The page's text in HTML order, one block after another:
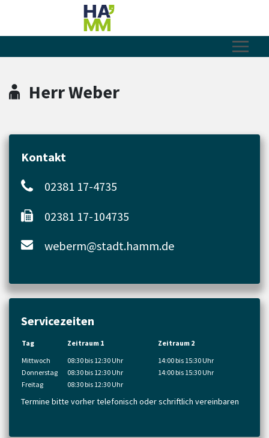
Zum Header
Zum Hauptinhalt
Zum Footer
Zum Hauptinhalt springen
Herr Weber
Kontakt
02381 17-4735
02381 17-104735
weberm@stadt.hamm.de
Servicezeiten
Tag Zeitraum 1
Zeitraum 2
Mittwoch
08:30 bis 12:30 Uhr
14:00 bis 15:30 Uhr
Donnerstag
08:30 bis 12:30 Uhr
14:00 bis 15:30 Uhr
Freitag
08:30 bis 12:30 Uhr
Termine bitte vorher telefonisch oder schriftlich vereinbaren